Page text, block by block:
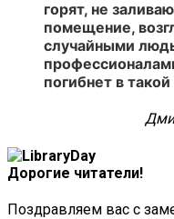
горят, не
помещение,
случайными
погибнет в
Дорогие читатели!
Поздравляем вас с